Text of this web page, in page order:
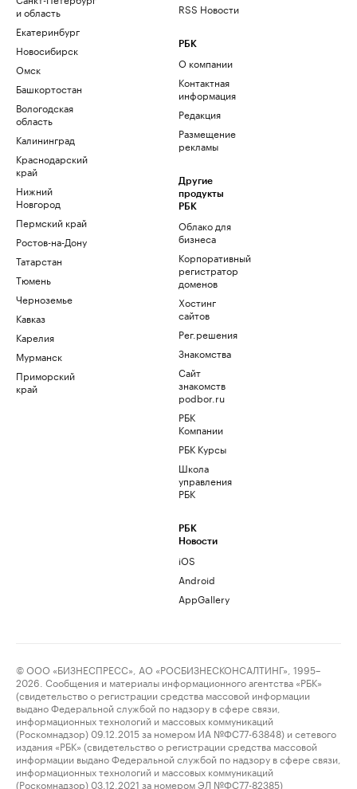
и область
Екатеринбург
Новосибирск
Омск
Башкортостан
Вологодская
область
Калининград
Краснодарский
край
Нижний
Новгород
Пермский край
Ростов-на-Дону
Татарстан
Тюмень
Черноземье
Кавказ
Карелия
Мурманск
Приморский
край
RSS Новости
РБК
О компании
Контактная
информация
Редакция
Размещение
рекламы
Другие
продукты
РБК
Облако для
бизнеса
Корпоративный
регистратор
доменов
Хостинг
сайтов
Рег.решения
Знакомства
Сайт
знакомств
podbor.ru
РБК
Компании
РБК Курсы
Школа
управления
РБК
РБК
Новости
iOS
Android
AppGallery
© ООО «БИЗНЕСПРЕСС», АО «РОСБИЗНЕСКОНСАЛТИНГ», 1995–
2026. Сообщения и материалы информационного агентства «РБК»
(свидетельство о регистрации средства массовой информации
выдано Федеральной службой по надзору в сфере связи,
информационных технологий и массовых коммуникаций
(Роскомнадзор) 09.12.2015 за номером ИА №ФС77-63848) и сетевого
издания «РБК» (свидетельство о регистрации средства массовой
информации выдано Федеральной службой по надзору в сфере связи,
информационных технологий и массовых коммуникаций
(Роскомнадзор) 03.12.2021 за номером ЭЛ №ФС77-82385)